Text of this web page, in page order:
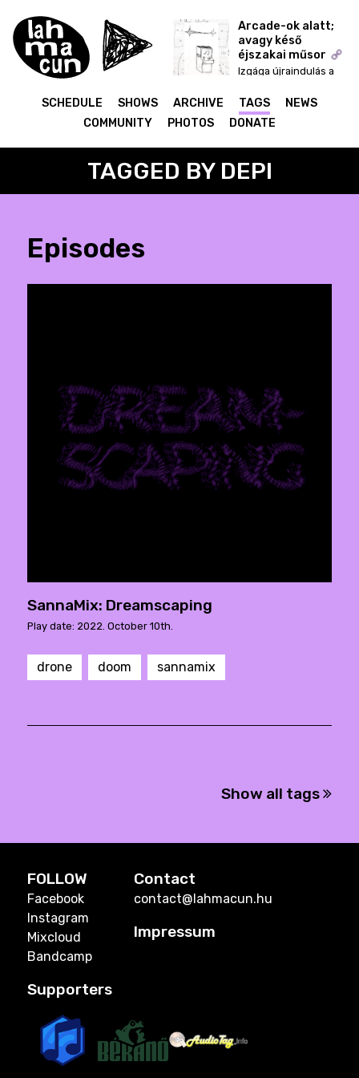
ON AIR
Arcade-ok alatt;
avagy késő
éjszakai műsor
Izgága újraindulás a
SCHEDULE SHOWS ARCHIVE TAGS
NEWS
COMMUNITY
PHOTOS DONATE
TAGGED BY DEPI
Episodes
SannaMix: Dreamscaping
Play date: 2022. October 10th.
drone doom sannamix
Show all tags
FOLLOW
Facebook
Instagram
Mixcloud
Bandcamp
Contact
contact@lahmacun.hu
Impressum
Supporters